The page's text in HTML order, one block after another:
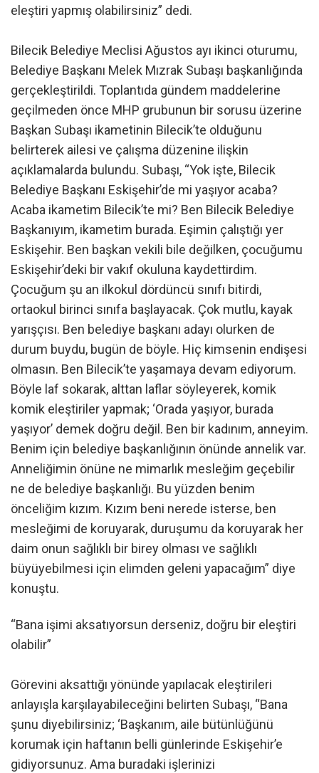
eleştiri yapmış olabilirsiniz” dedi.
Bilecik Belediye Meclisi Ağustos ayı ikinci oturumu,
Belediye Başkanı Melek Mızrak Subaşı başkanlığında
gerçekleştirildi. Toplantıda gündem maddelerine
geçilmeden önce MHP grubunun bir sorusu üzerine
Başkan Subaşı ikametinin Bilecik’te olduğunu
belirterek ailesi ve çalışma düzenine ilişkin
açıklamalarda bulundu. Subaşı, “Yok işte, Bilecik
Belediye Başkanı Eskişehir’de mi yaşıyor acaba?
Acaba ikametim Bilecik’te mi? Ben Bilecik Belediye
Başkanıyım, ikametim burada. Eşimin çalıştığı yer
Eskişehir. Ben başkan vekili bile değilken, çocuğumu
Eskişehir’deki bir vakıf okuluna kaydettirdim.
Çocuğum şu an ilkokul dördüncü sınıfı bitirdi,
ortaokul birinci sınıfa başlayacak. Çok mutlu, kayak
yarışçısı. Ben belediye başkanı adayı olurken de
durum buydu, bugün de böyle. Hiç kimsenin endişesi
olmasın. Ben Bilecik’te yaşamaya devam ediyorum.
Böyle laf sokarak, alttan laflar söyleyerek, komik
komik eleştiriler yapmak; ‘Orada yaşıyor, burada
yaşıyor’ demek doğru değil. Ben bir kadınım, anneyim.
Benim için belediye başkanlığının önünde annelik var.
Anneliğimin önüne ne mimarlık mesleğim geçebilir
ne de belediye başkanlığı. Bu yüzden benim
önceliğim kızım. Kızım beni nerede isterse, ben
mesleğimi de koruyarak, duruşumu da koruyarak her
daim onun sağlıklı bir birey olması ve sağlıklı
büyüyebilmesi için elimden geleni yapacağım” diye
konuştu.
“Bana işimi aksatıyorsun derseniz, doğru bir eleştiri
olabilir”
Görevini aksattığı yönünde yapılacak eleştirileri
anlayışla karşılayabileceğini belirten Subaşı, “Bana
şunu diyebilirsiniz; ‘Başkanım, aile bütünlüğünü
korumak için haftanın belli günlerinde Eskişehir’e
gidiyorsunuz. Ama buradaki işlerinizi